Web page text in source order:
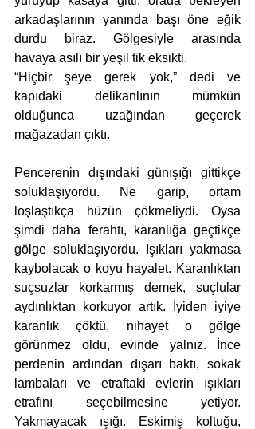
arkadaşlarının yanında başı öne eğik
durdu biraz. Gölgesiyle arasında
havaya asılı bir yeşil tik eksikti.
“Hiçbir şeye gerek yok,” dedi ve
kapıdaki delikanlının mümkün
olduğunca uzağından geçerek
mağazadan çıktı.
Pencerenin dışındaki günışığı gittikçe
soluklaşıyordu. Ne garip, ortam
loşlaştıkça hüzün çökmeliydi. Oysa
şimdi daha ferahtı, karanlığa geçtikçe
gölge soluklaşıyordu. Işıkları yakmasa
kaybolacak o koyu hayalet. Karanlıktan
suçsuzlar korkarmış demek, suçlular
aydınlıktan korkuyor artık. İyiden iyiye
karanlık çöktü, nihayet o gölge
görünmez oldu, evinde yalnız. İnce
perdenin ardından dışarı baktı, sokak
lambaları ve etraftaki evlerin ışıkları
etrafını seçebilmesine yetiyor.
Yakmayacak ışığı. Eskimiş koltuğu,